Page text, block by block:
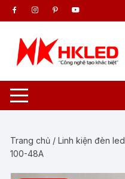
Chuyển
tới
dung
Trang chủ /Linh kiện đèn led
100-48A